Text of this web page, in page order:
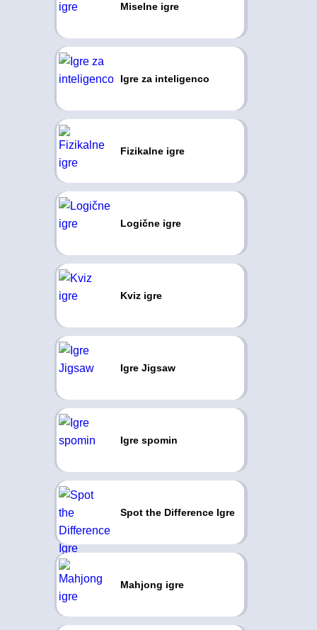
Miselne igre
Igre za inteligenco
Fizikalne igre
Logične igre
Kviz igre
Igre Jigsaw
Igre spomin
Spot the Difference Igre
Mahjong igre